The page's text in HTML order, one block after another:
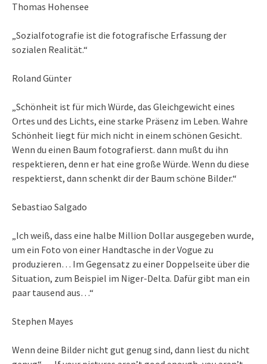
Thomas Hohensee
„Sozialfotografie ist die fotografische Erfassung der
sozialen Realität.“
Roland Günter
„Schönheit ist für mich Würde, das Gleichgewicht eines
Ortes und des Lichts, eine starke Präsenz im Leben. Wahre
Schönheit liegt für mich nicht in einem schönen Gesicht.
Wenn du einen Baum fotografierst. dann mußt du ihn
respektieren, denn er hat eine große Würde. Wenn du diese
respektierst, dann schenkt dir der Baum schöne Bilder.“
Sebastiao Salgado
„Ich weiß, dass eine halbe Million Dollar ausgegeben wurde,
um ein Foto von einer Handtasche in der Vogue zu
produzieren… Im Gegensatz zu einer Doppelseite über die
Situation, zum Beispiel im Niger-Delta. Dafür gibt man ein
paar tausend aus…“
Stephen Mayes
Wenn deine Bilder nicht gut genug sind, dann liest du nicht